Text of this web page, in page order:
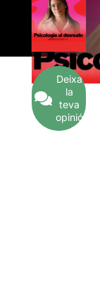
Deixa
la
teva
opinió